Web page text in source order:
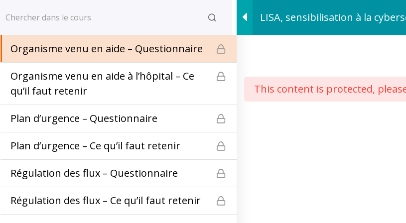
au
contenu
LISA, sensibilisation à la
La forme de l’attaque – Ce qu’il faut retenir
Organisme venu en aide – Questionnaire
Organisme venu en aide à l’hôpital – Ce
qu’il faut retenir
Plan d’urgence – Questionnaire
Plan d’urgence – Ce qu’il faut retenir
Régulation des flux – Questionnaire
Régulation des flux – Ce qu’il faut retenir
This content is protected,
À propos
Formations
Conditions Générales de Vente
Mentions légales